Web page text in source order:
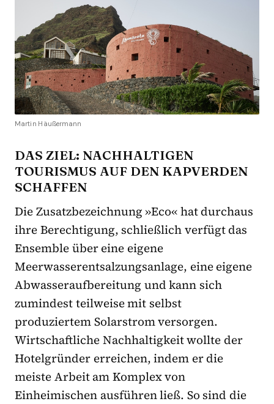
Martin Häußermann
DAS ZIEL: NACHHALTIGEN
TOURISMUS AUF DEN KAPVERDEN
SCHAFFEN
Die Zusatzbezeichnung »Eco« hat durchaus
ihre Berechtigung, schließlich verfügt das
Ensemble über eine eigene
Meerwasserentsalzungsanlage, eine eigene
Abwasseraufbereitung und kann sich
zumindest teilweise mit selbst
produziertem Solarstrom versorgen.
Wirtschaftliche Nachhaltigkeit wollte der
Hotelgründer erreichen, indem er die
meiste Arbeit am Komplex von
Einheimischen ausführen ließ. So sind die